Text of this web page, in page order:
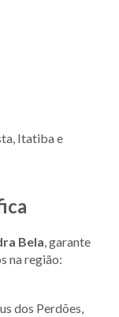
Itatiba e
Bela , garante
na região:
dos Perdões,